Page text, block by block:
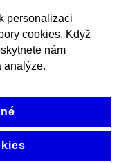
personalizaci
cookies. Když
nám
analýze.